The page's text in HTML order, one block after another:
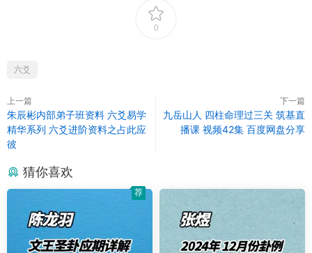
0
六爻
上一篇
朱辰彬内部弟子班资料 六爻易学
精华系列 六爻进阶资料之占此应
彼
下一篇
九岳山人 四柱命理过三关 筑基直
播课 视频42集 百度网盘分享
猜你喜欢
荐